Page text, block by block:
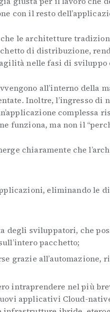
con il resto
le architetture
di distribuzione,
nelle fasi di
all’interno della
Inoltre, l’ingresso di
complessa
funziona, ma non il
chiaramente che
eliminando le
degli sviluppatori, che
pacchetto;
grazie all’automazione,
intraprendere nel più
applicativi Cloud-